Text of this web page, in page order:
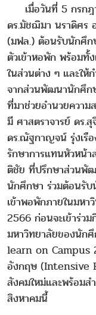
เมื่อวันที่ 5 กรกฎ
ดร.มัชฌิมา นราดิศร
(มฟล.) ต้อนรับนักศึก
ตัวเข้าหอพัก พร้อมทั้
ในส่วนต่าง ๆ และให้
จากส่วนพัฒนานักศึก
ที่มาช่วยอำนวยควา
มี ศาสตราจารย์ ดร.
ดร.ณัฐกาญจน์ รุ่งเรื
รักษาการแทนหัวหน้
ติชัย ที่ปรึกษาส่วนพั
นักศึกษา ร่วมต้อนรับ
เข้าพอพักภายในมห
2566 ก่อนจะเข้าร่วม
มหาวิทยาลัยของนัก
learn on Campus
อังกฤษ (Intensive
สังคมใหม่และพร้อมส
สิงหาคมนี้